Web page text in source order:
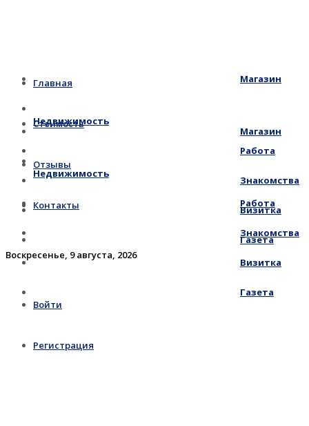
Главная
Стоимость
Отзывы
Контакты
Воскресенье, 9 августа, 2026
Войти
Регистрация
Магазин
Недвижимость
Работа
Знакомства
Визитка
Газета
Магазин
Недвижимость
Работа
Знакомства
Визитка
Газета